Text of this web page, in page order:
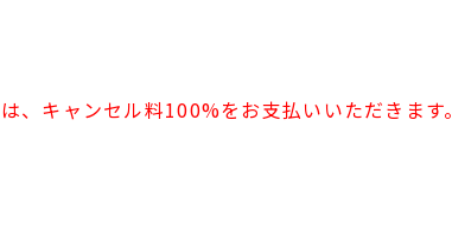
キャンセル料100%をお支払いいただきます。